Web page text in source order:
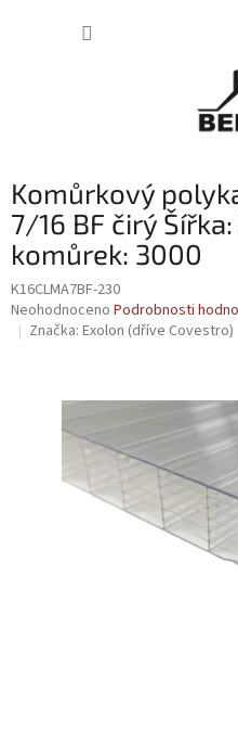
Komůrkový
7/16 BF čirý
komůrek: 3000
K16CLMA7BF-230
Průměrné
hodnocení
Neohodnoceno Podrobnosti
Značka: Exolon (dříve Covestro)